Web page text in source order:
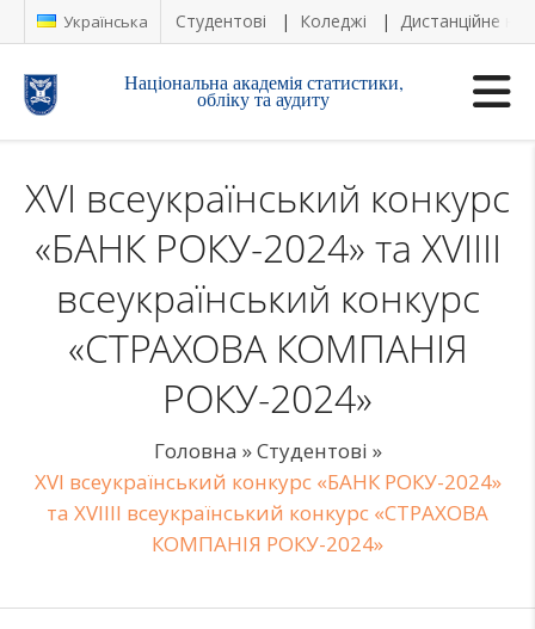
Українська Студентові Коледжі Дистанційне
Національна академія статистики,
обліку та аудиту
XVІ всеукраїнський конкурс
«БАНК РОКУ-2024» та XVIIIІ
всеукраїнський конкурс
«СТРАХОВА КОМПАНІЯ
РОКУ-2024»
Головна »Студентові »
XVІ всеукраїнський конкурс «БАНК РОКУ-2024»
та XVIIIІ всеукраїнський конкурс «СТРАХОВА
КОМПАНІЯ РОКУ-2024»